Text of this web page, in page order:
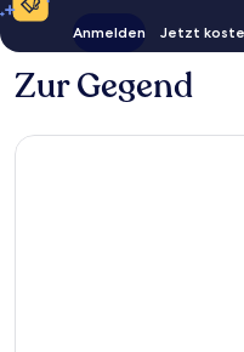
Anmelden Jetzt
Zur Gegend